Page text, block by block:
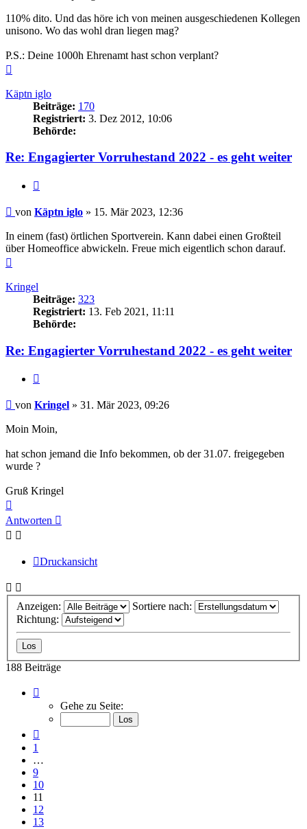
110% dito. Und das höre ich von meinen ausgeschiedenen Kollegen
unisono. Wo das wohl dran liegen mag?
P.S.: Deine 1000h Ehrenamt hast schon verplant?
Käptn iglo
Beiträge: 170
Registriert: 3. Dez 2012, 10:06
Behörde:
Re: Engagierter Vorruhestand 2022 - es geht weiter
Beitrag
von Käptn iglo » 15. Mär 2023, 12:36
In einem (fast) örtlichen Sportverein. Kann dabei einen Großteil
über Homeoffice abwickeln. Freue mich eigentlich schon darauf.
Kringel
Beiträge: 323
Registriert: 13. Feb 2021, 11:11
Behörde:
Re: Engagierter Vorruhestand 2022 - es geht weiter
Beitrag
von Kringel » 31. Mär 2023, 09:26
Moin Moin,
hat schon jemand die Info bekommen, ob der 31.07. freigegeben
wurde ?
Gruß Kringel
oben
Antworten
Druckansicht
Anzeigen:
Sortiere nach:
Richtung:
188 Beiträge
von
Gehe zu Seite:
1
…
9
10
11
12
13